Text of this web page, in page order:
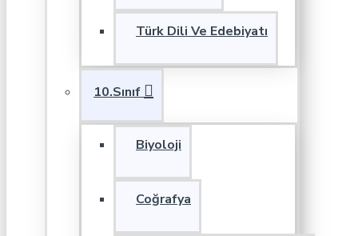
Türk Dili Ve Edebiyatı
10.Sınıf
Biyoloji
Coğrafya